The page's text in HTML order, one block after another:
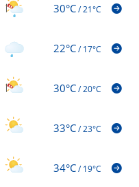
30°C/21°C
22°C/17°C
30°C/20°C
33°C/23°C
34°C/19°C